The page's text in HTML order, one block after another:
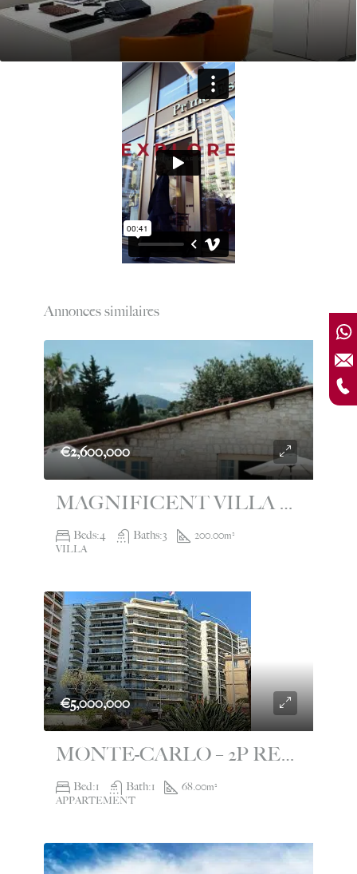
Annonces similaires
€2,600,000
MAGNIFICENT VILLA FOR SALE WITH SWIMMING POOL RCM
Beds:4 Baths:3 200.00m²
VILLA
€5,000,000
MONTE-CARLO – 2P RENOVATED WITH PANORAMIC VIEW – LE CONTINENTAL
Bed:1 Bath:1 68.00m²
APPARTEMENT